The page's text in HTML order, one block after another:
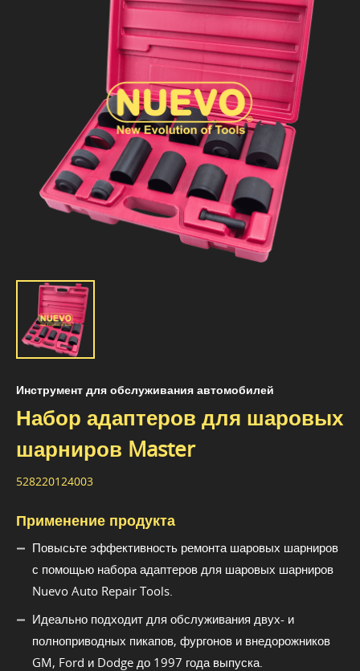
Инструмент для обслуживания автомобилей
Набор адаптеров для шаровых
шарниров Master
528220124003
Применение продукта
Повысьте эффективность ремонта шаровых шарниров
с помощью набора адаптеров для шаровых шарниров
Nuevo Auto Repair Tools.
Идеально подходит для обслуживания двух- и
полноприводных пикапов, фургонов и внедорожников
GM, Ford и Dodge до 1997 года выпуска.